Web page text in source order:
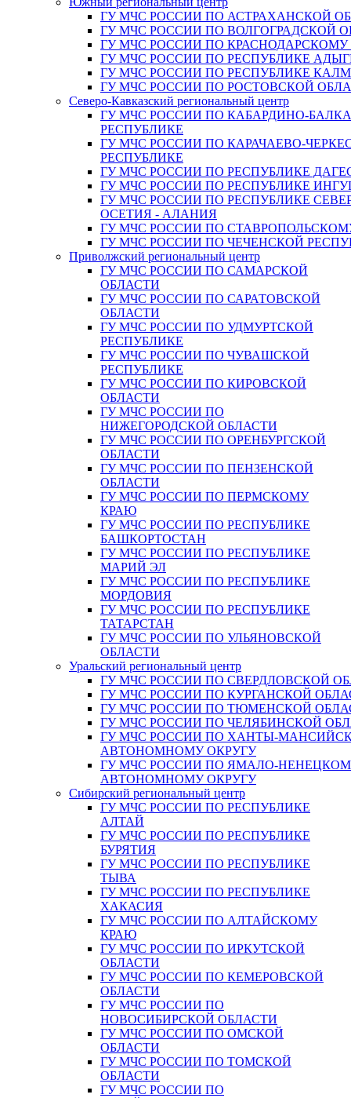
ГУ МЧС РОССИИ ПО АСТРАХАНСКОЙ
ГУ МЧС РОССИИ ПО ВОЛГОГРАДСКОЙ
ГУ МЧС РОССИИ ПО
ГУ МЧС РОССИИ ПО РЕСПУБЛИКЕ
ГУ МЧС РОССИИ ПО РЕСПУБЛИКЕ
ГУ МЧС РОССИИ ПО РОСТОВСКОЙ
Северо-Кавказский региональный центр
ГУ МЧС РОССИИ ПО КАБАРДИНО-
РЕСПУБЛИКЕ
ГУ МЧС РОССИИ ПО КАРАЧАЕВО-
РЕСПУБЛИКЕ
ГУ МЧС РОССИИ ПО РЕСПУБЛИКЕ
ГУ МЧС РОССИИ ПО РЕСПУБЛИКЕ
ГУ МЧС РОССИИ ПО РЕСПУБЛИКЕ
ОСЕТИЯ - АЛАНИЯ
ГУ МЧС РОССИИ ПО
ГУ МЧС РОССИИ ПО ЧЕЧЕНСКОЙ
Приволжский региональный центр
ГУ МЧС РОССИИ ПО САМАРСКОЙ
ОБЛАСТИ
ГУ МЧС РОССИИ ПО САРАТОВСКОЙ
ОБЛАСТИ
ГУ МЧС РОССИИ ПО УДМУРТСКОЙ
РЕСПУБЛИКЕ
ГУ МЧС РОССИИ ПО ЧУВАШСКОЙ
РЕСПУБЛИКЕ
ГУ МЧС РОССИИ ПО КИРОВСКОЙ
ОБЛАСТИ
ГУ МЧС РОССИИ ПО
НИЖЕГОРОДСКОЙ ОБЛАСТИ
ГУ МЧС РОССИИ ПО ОРЕНБУРГСКОЙ
ОБЛАСТИ
ГУ МЧС РОССИИ ПО ПЕНЗЕНСКОЙ
ОБЛАСТИ
ГУ МЧС РОССИИ ПО ПЕРМСКОМУ
КРАЮ
ГУ МЧС РОССИИ ПО РЕСПУБЛИКЕ
БАШКОРТОСТАН
ГУ МЧС РОССИИ ПО РЕСПУБЛИКЕ
МАРИЙ ЭЛ
ГУ МЧС РОССИИ ПО РЕСПУБЛИКЕ
МОРДОВИЯ
ГУ МЧС РОССИИ ПО РЕСПУБЛИКЕ
ТАТАРСТАН
ГУ МЧС РОССИИ ПО УЛЬЯНОВСКОЙ
ОБЛАСТИ
Уральский региональный центр
ГУ МЧС РОССИИ ПО СВЕРДЛОВСКОЙ
ГУ МЧС РОССИИ ПО КУРГАНСКОЙ
ГУ МЧС РОССИИ ПО ТЮМЕНСКОЙ
ГУ МЧС РОССИИ ПО ЧЕЛЯБИНСКОЙ
ГУ МЧС РОССИИ ПО ХАНТЫ-
АВТОНОМНОМУ ОКРУГУ
ГУ МЧС РОССИИ ПО ЯМАЛО-
АВТОНОМНОМУ ОКРУГУ
Сибирский региональный центр
ГУ МЧС РОССИИ ПО РЕСПУБЛИКЕ
АЛТАЙ
ГУ МЧС РОССИИ ПО РЕСПУБЛИКЕ
БУРЯТИЯ
ГУ МЧС РОССИИ ПО РЕСПУБЛИКЕ
ТЫВА
ГУ МЧС РОССИИ ПО РЕСПУБЛИКЕ
ХАКАСИЯ
ГУ МЧС РОССИИ ПО АЛТАЙСКОМУ
КРАЮ
ГУ МЧС РОССИИ ПО ИРКУТСКОЙ
ОБЛАСТИ
ГУ МЧС РОССИИ ПО КЕМЕРОВСКОЙ
ОБЛАСТИ
ГУ МЧС РОССИИ ПО
НОВОСИБИРСКОЙ ОБЛАСТИ
ГУ МЧС РОССИИ ПО ОМСКОЙ
ОБЛАСТИ
ГУ МЧС РОССИИ ПО ТОМСКОЙ
ОБЛАСТИ
ГУ МЧС РОССИИ ПО